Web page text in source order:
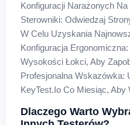
Konfiguracji Narażonych
Sterowniki: Odwiedzaj
W Celu Uzyskania
Konfiguracja
Wysokości Łokci, Aby
Profesjonalna Wskazówka:
KeyTest.io Co Miesiąc,
Dlaczego Warto